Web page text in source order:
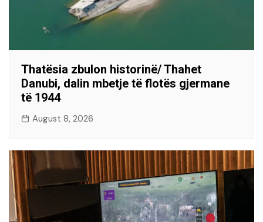
Thatësia zbulon historinë/ Thahet
Danubi, dalin mbetje të flotës gjermane
të 1944
August 8, 2026